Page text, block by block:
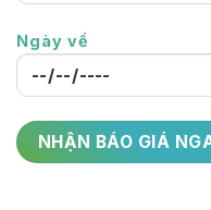
Ngày về